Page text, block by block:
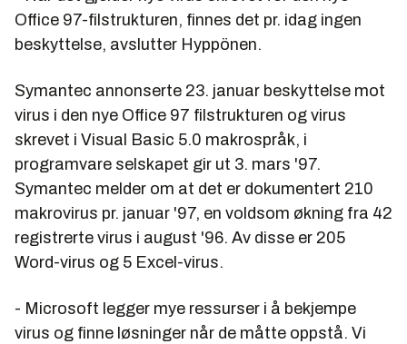
Office 97-filstrukturen, finnes det pr. idag ingen
beskyttelse, avslutter Hyppönen.
Symantec annonserte 23. januar beskyttelse mot
virus i den nye Office 97 filstrukturen og virus
skrevet i Visual Basic 5.0 makrospråk, i
programvare selskapet gir ut 3. mars '97.
Symantec melder om at det er dokumentert 210
makrovirus pr. januar '97, en voldsom økning fra 42
registrerte virus i august '96. Av disse er 205
Word-virus og 5 Excel-virus.
- Microsoft legger mye ressurser i å bekjempe
virus og finne løsninger når de måtte oppstå. Vi